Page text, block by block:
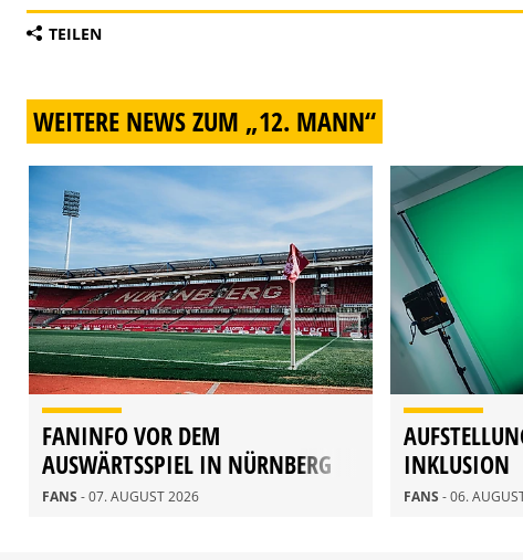
TEILEN
WEITERE NEWS ZUM „12. MANN“
FANINFO VOR DEM
AUSWÄRTSSPIEL IN NÜRNBERG
FANS - 07. AUGUST 2026
INKLUSION
FANS - 06.